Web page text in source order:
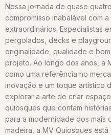
Nossa jornada de quase
compromisso inabalável com
extraordinários. Especialistas
pergolados, decks e
originalidade, qualidade e
projeto. Ao longo dos anos, a
como uma referência no
inovação e um toque artístico
explorar a arte de criar
quiosques que contam
para a modernidade dos mais
madeira, a MV Quiosques